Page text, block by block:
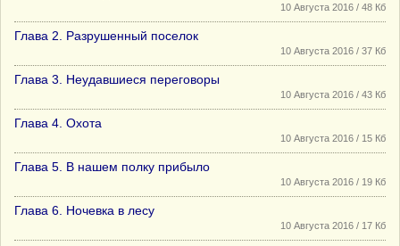
10 Августа 2016 / 48 Кб
Глава 2. Разрушенный поселок
10 Августа 2016 / 37 Кб
Глава 3. Неудавшиеся переговоры
10 Августа 2016 / 43 Кб
Глава 4. Охота
10 Августа 2016 / 15 Кб
Глава 5. В нашем полку прибыло
10 Августа 2016 / 19 Кб
Глава 6. Ночевка в лесу
10 Августа 2016 / 17 Кб